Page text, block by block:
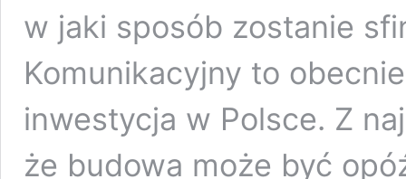
w jaki sposób zostanie
Komunikacyjny to
inwestycja w Polsce. Z
że budowa może być